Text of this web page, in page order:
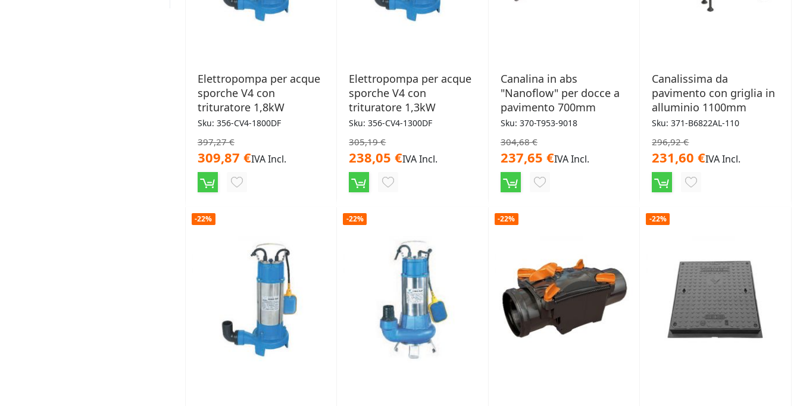
Elettropompa per acque
sporche V4 con
trituratore 1,8kW
Sku: 356-CV4-1800DF
397,27 €
309,87 €IVA Incl.
AGGIUNGI
Elettropompa per acque
sporche V4 con
trituratore 1,3kW
Sku: 356-CV4-1300DF
305,19 €
238,05 €IVA Incl.
AGGIUNGI
DESIDERI
Canalina in abs
"Nanoflow" per docce a
pavimento 700mm
Sku: 370-T953-9018
304,68 €
237,65 €IVA Incl.
AGGIUNGI
Canalissima da
pavimento con griglia in
alluminio 1100mm
Sku: 371-B6822AL-110
296,92 €
231,60 €IVA Incl.
AGGIUNGI
-22% -22% -22% -22%